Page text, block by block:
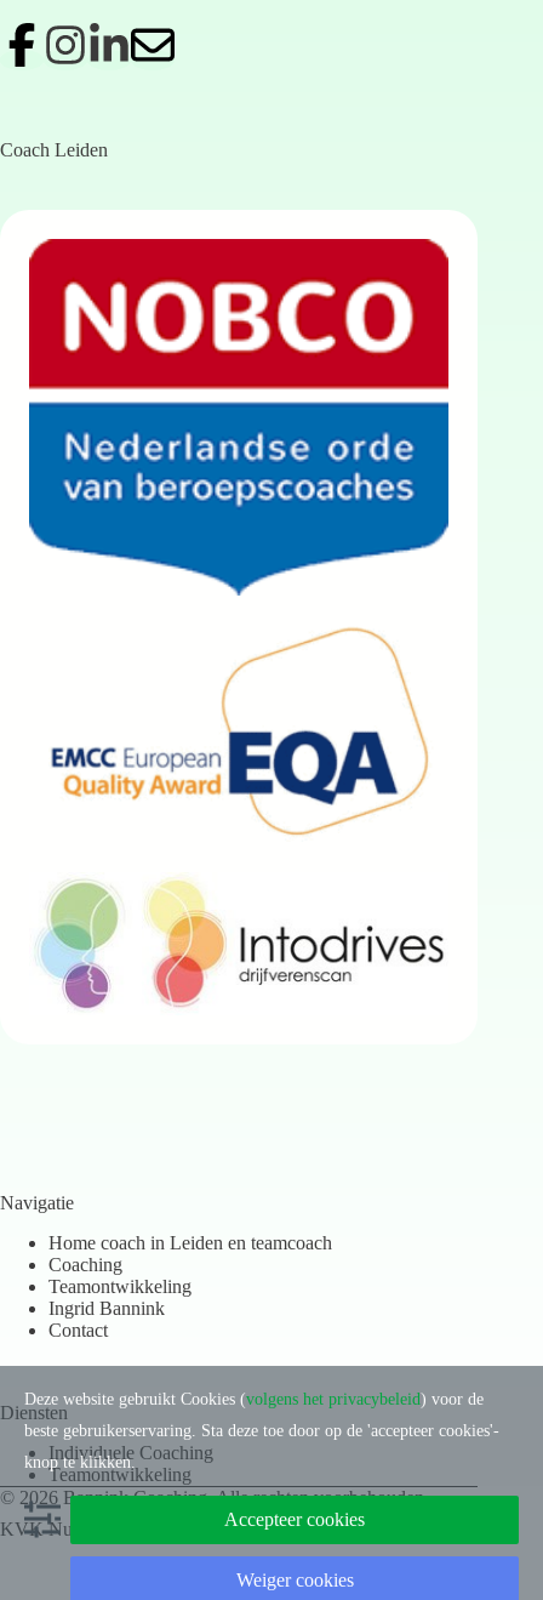
Coach Leiden
Navigatie
Home coach in Leiden en teamcoach
Coaching
Teamontwikkeling
Ingrid Bannink
Contact
Diensten
Individuele Coaching
Teamontwikkeling
© 2026 Bannink Coaching. Alle rechten voorbehouden.
KVK Nummer: 2736721
Deze website gebruikt Cookies (volgens het privacybeleid) voor de
beste gebruikerservaring. Sta deze toe door op de 'accepteer cookies'-
knop te klikken.
Accepteer cookies
Weiger cookies